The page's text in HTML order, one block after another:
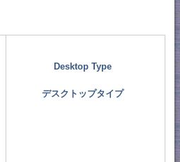
Desktop Type
デスクトップタイプ